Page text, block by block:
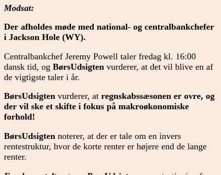
Modsat:
Der afholdes møde med national- og centralbankchefer
i Jackson Hole (WY).
Centralbankchef Jeremy Powell taler fredag kl. 16:00
dansk tid, og BørsUdsigten vurderer, at det vil blive en af
de vigtigste taler i år.
BørsUdsigten vurderer, at regnskabssæsonen er ovre, og
der vil ske et skifte i fokus på makroøkonomiske
forhold!
BørsUdsigten noterer, at der er tale om en invers
rentestruktur, hvor de korte renter er højere end de lange
renter.